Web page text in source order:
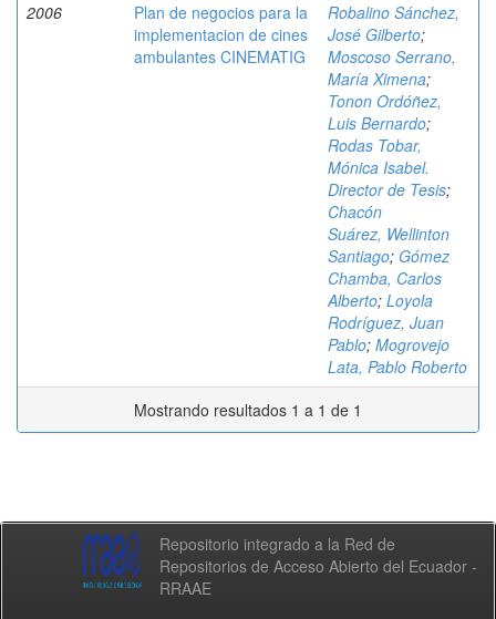
2006
Plan de negocios para la
implementacion de cines
ambulantes CINEMATIG
Robalino Sánchez,
José Gilberto;
Moscoso Serrano,
María Ximena;
Tonon Ordóñez,
Luis Bernardo;
Rodas Tobar,
Mónica Isabel.
Director de Tesis;
Chacón
Suárez, Wellinton
Santiago; Gómez
Chamba, Carlos
Alberto; Loyola
Rodríguez, Juan
Pablo; Mogrovejo
Lata, Pablo Roberto
Mostrando resultados 1 a 1 de 1
Repositorio integrado a la Red de
Repositorios de Acceso Abierto del Ecuador -
RRAAE